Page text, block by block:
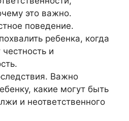
это важно.
поведение.
ребенка, когда
и
Важно
какие могут быть
и неответственного